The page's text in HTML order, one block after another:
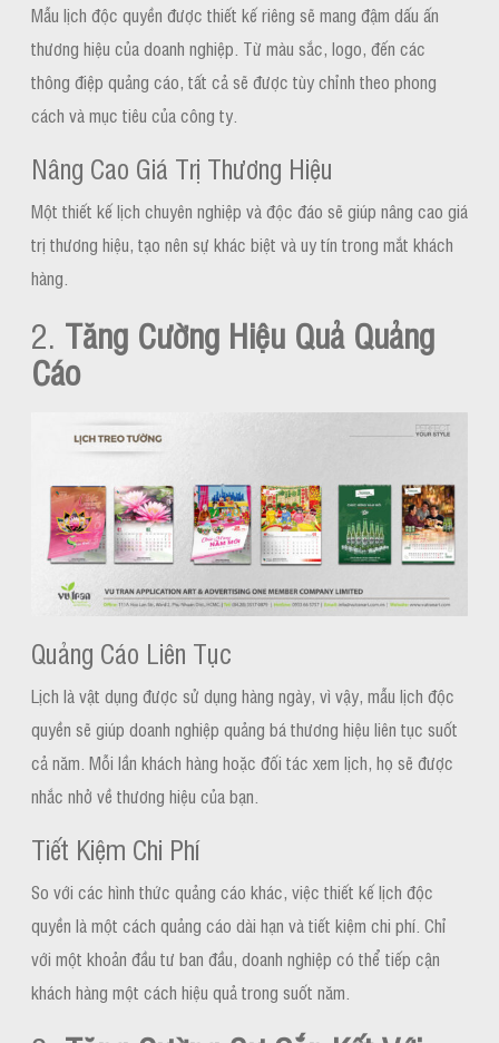
Mẫu lịch độc quyền được thiết kế riêng sẽ mang đậm dấu ấn
thương hiệu của doanh nghiệp. Từ màu sắc, logo, đến các
thông điệp quảng cáo, tất cả sẽ được tùy chỉnh theo phong
cách và mục tiêu của công ty.
Nâng Cao Giá Trị Thương Hiệu
Một thiết kế lịch chuyên nghiệp và độc đáo sẽ giúp nâng cao giá
trị thương hiệu, tạo nên sự khác biệt và uy tín trong mắt khách
hàng.
2. Tăng Cường Hiệu Quả Quảng
Cáo
Quảng Cáo Liên Tục
Lịch là vật dụng được sử dụng hàng ngày, vì vậy, mẫu lịch độc
quyền sẽ giúp doanh nghiệp quảng bá thương hiệu liên tục suốt
cả năm. Mỗi lần khách hàng hoặc đối tác xem lịch, họ sẽ được
nhắc nhở về thương hiệu của bạn.
Tiết Kiệm Chi Phí
So với các hình thức quảng cáo khác, việc thiết kế lịch độc
quyền là một cách quảng cáo dài hạn và tiết kiệm chi phí. Chỉ
với một khoản đầu tư ban đầu, doanh nghiệp có thể tiếp cận
khách hàng một cách hiệu quả trong suốt năm.